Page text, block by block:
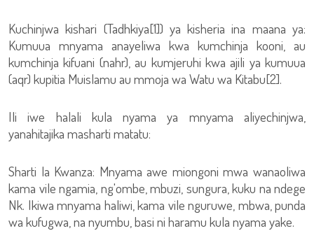
Kuchinjwa kishari (Tadhkiya[1]) ya kisheria ina maana ya:
Kumuua mnyama anayeliwa kwa kumchinja kooni, au
kumchinja kifuani (nahr), au kumjeruhi kwa ajili ya kumuua
(aqr) kupitia Muislamu au mmoja wa Watu wa Kitabu[2].
Ili iwe halali kula nyama ya mnyama aliyechinjwa,
yanahitajika masharti matatu:
Sharti la Kwanza: Mnyama awe miongoni mwa wanaoliwa
kama vile ngamia, ng'ombe, mbuzi, sungura, kuku na ndege
Nk. Ikiwa mnyama haliwi, kama vile nguruwe, mbwa, punda
wa kufugwa, na nyumbu, basi ni haramu kula nyama yake.